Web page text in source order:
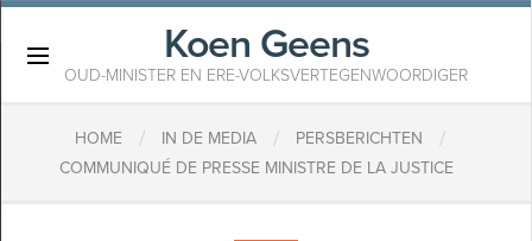
Koen Geens
OUD-MINISTER EN ERE-VOLKSVERTEGENWOORDIGER
HOME / IN DE MEDIA / PERSBERICHTEN /
COMMUNIQUÉ DE PRESSE MINISTRE DE LA JUSTICE